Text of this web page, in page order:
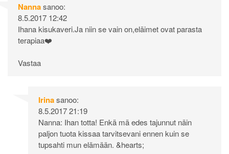
Nannasanoo:
8.5.2017 12:42
Ihana kisukaveri.Ja niin se vain on,eläimet ovat parasta
terapiaa❤️
Vastaa
Irinasanoo:
8.5.2017 21:19
Nanna: Ihan totta! Enkä mä edes tajunnut näin
paljon tuota kissaa tarvitsevani ennen kuin se
tupsahti mun elämään. &hearts;